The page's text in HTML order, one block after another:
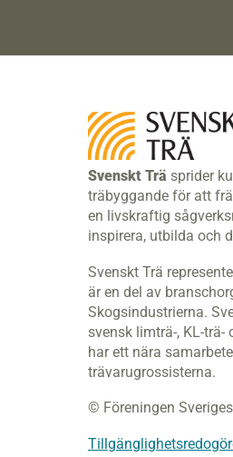
Svenskt Trä sprider
träbyggande för att
en livskraftig
inspirera, utbilda och
Svenskt Trä
är en del av
Skogsindustrierna.
svensk limträ-, KL-
har ett nära
trävarugrossisterna.
© Föreningen